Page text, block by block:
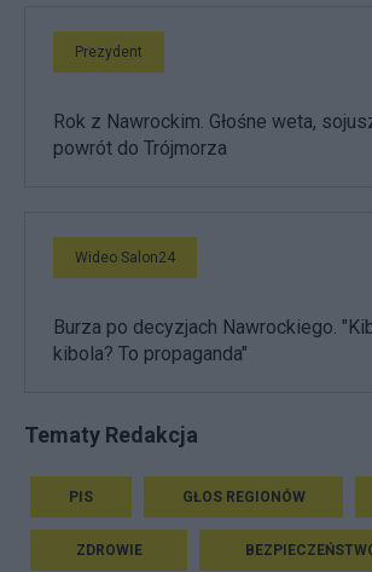
Prezydent
Rok z Nawrockim. Głośne weta,
powrót do Trójmorza
Wideo Salon24
Burza po decyzjach Nawrockiego.
kibola? To propaganda"
Tematy Redakcja
PIS GŁOS REGIONÓW
ZDROWIE